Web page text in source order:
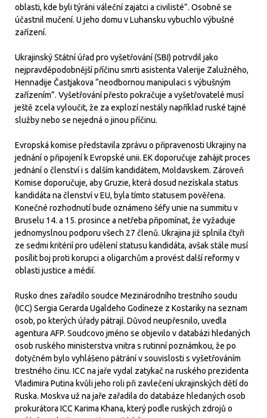
oblasti, kde byli týráni váleční zajatci a civilisté”. Osobně se
účastnil mučení. U jeho domu v Luhansku vybuchlo výbušné
zařízení.
Ukrajinský Státní úřad pro vyšetřování (SBI) potrvdil jako
nejpravděpodobnější příčinu smrti asistenta Valerije Zalužného,
Hennadije Častjakova “neodbornou manipulaci s výbušným
zařízením”. Vyšetřování přesto pokračuje a vyšetřovatelé musí
ještě zcela vyloučit, že za explozí nestály například ruské tajné
služby nebo se nejedná o jinou příčinu.
Evropská komise představila zprávu o připravenosti Ukrajiny na
jednání o připojení k Evropské unii. EK doporučuje zahájit proces
jednání o členství i s dalším kandidátem, Moldavskem. Zároveň
Komise doporučuje, aby Gruzie, která dosud nezískala status
kandidáta na členství v EU, byla tímto statusem pověřena.
Konečné rozhodnutí bude oznámeno šéfy unie na summitu v
Bruselu 14. a 15. prosince a netřeba připomínat, že vyžaduje
jednomyslnou podporu všech 27 členů. Ukrajina již splnila čtyři
ze sedmi kritérií pro udělení statusu kandidáta, avšak stále musí
posílit boj proti korupci a oligarchům a provést další reformy v
oblasti justice a médií.
Rusko dnes zařadilo soudce Mezinárodního trestního soudu
(ICC) Sergia Gerarda Ugaldeho Godíneze z Kostariky na seznam
osob, po kterých úřady pátrají. Důvod neupřesnilo, uvedla
agentura AFP. Soudcovo jméno se objevilo v databázi hledaných
osob ruského ministerstva vnitra s rutinní poznámkou, že po
dotyčném bylo vyhlášeno pátrání v souvislosti s vyšetřováním
trestného činu. ICC na jaře vydal zatykač na ruského prezidenta
Vladimira Putina kvůli jeho roli při zavlečení ukrajinských dětí do
Ruska. Moskva už na jaře zařadila do databáze hledaných osob
prokurátora ICC Karima Khana, který podle ruských zdrojů o